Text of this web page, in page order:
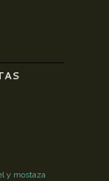
y mostaza